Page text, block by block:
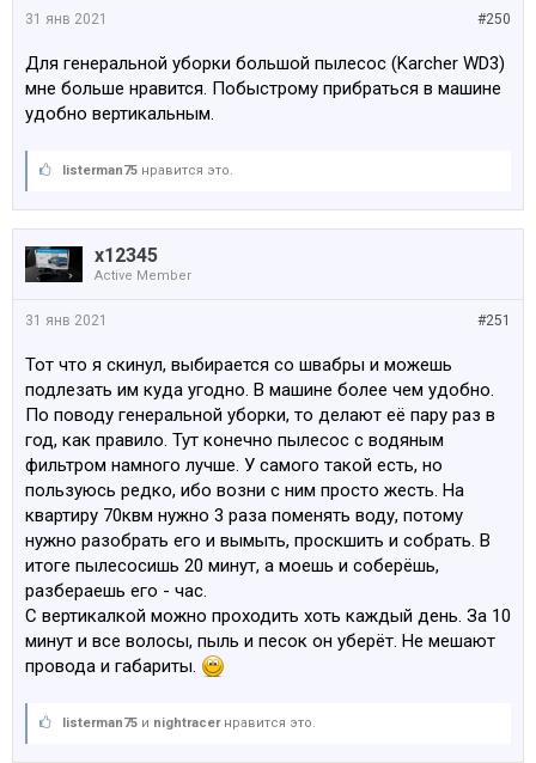
#250
31 янв 2021
Для генеральной уборки большой пылесос (Karcher WD3)
мне больше нравится. Побыстрому прибраться в машине
удобно вертикальным.
listerman75 нравится это.
x12345
Active Member
#251
31 янв 2021
Тот что я скинул, выбирается со швабры и можешь
подлезать им куда угодно. В машине более чем удобно.
По поводу генеральной уборки, то делают её пару раз в
год, как правило. Тут конечно пылесос с водяным
фильтром намного лучше. У самого такой есть, но
пользуюсь редко, ибо возни с ним просто жесть. На
квартиру 70квм нужно 3 раза поменять воду, потому
нужно разобрать его и вымыть, проскшить и собрать. В
итоге пылесосишь 20 минут, а моешь и соберёшь,
разбераешь его - час.
С вертикалкой можно проходить хоть каждый день. За 10
минут и все волосы, пыль и песок он уберёт. Не мешают
провода и габариты.
listerman75 и nightracerнравится это.